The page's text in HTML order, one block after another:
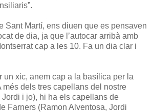
Sant Martí, ens diuen que es pensaven
de dia, ja que l’autocar arribà amb
cap a les 10. Fa un dia clar i
un xic, anem cap a la basílica per la
més dels tres capellans del nostre
i jo), hi ha els capellans de
Farners (Ramon Alventosa, Jordi